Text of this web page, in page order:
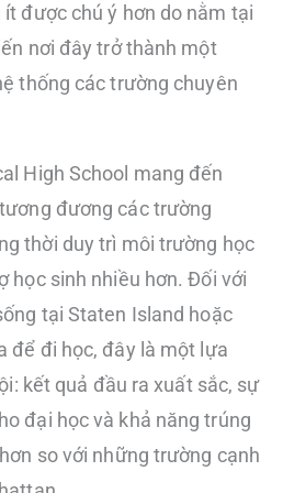
được chú ý hơn do nằm tại
nơi đây trở thành một
thống các trường chuyên
High School mang đến
đương các trường
thời duy trì môi trường học
học sinh nhiều hơn. Đối với
tại Staten Island hoặc
để đi học, đây là một lựa
kết quả đầu ra xuất sắc, sự
đại học và khả năng trúng
so với những trường cạnh